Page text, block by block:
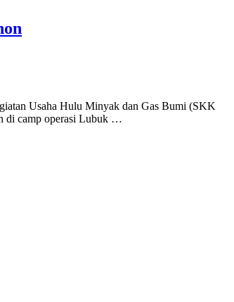
Usaha Hulu Minyak dan Gas Bumi (SKK
di camp operasi Lubuk …